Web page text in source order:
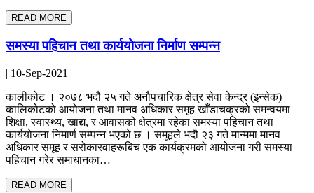
READ MORE
समस्या पहिचान तथा कार्ययोजना निर्माण सम्पन्न
| 10-Sep-2021
कालीकोट । २०७८ भदौ २५ गते अनौपचारिक क्षेत्र सेवा केन्द्र (इन्सेक)
कालिकोटको आयोजना तथा मानव अधिकार समूह खाँडाचक्रको समन्वयमा
शिक्षा, स्वास्थ्य, खाद्य, र आवासको क्षेत्रमा रहेका समस्या पहिचान तथा
कार्ययोजना निमार्ण सम्पन्न भएको छ । समूहले भदौ २३ गते मान्ममा मानव
अधिकार समूह र सरोकारवाहरूबिच एक कार्यक्रमको आयोजना गरी समस्या
पहिचान गरेर समाधानका…
READ MORE